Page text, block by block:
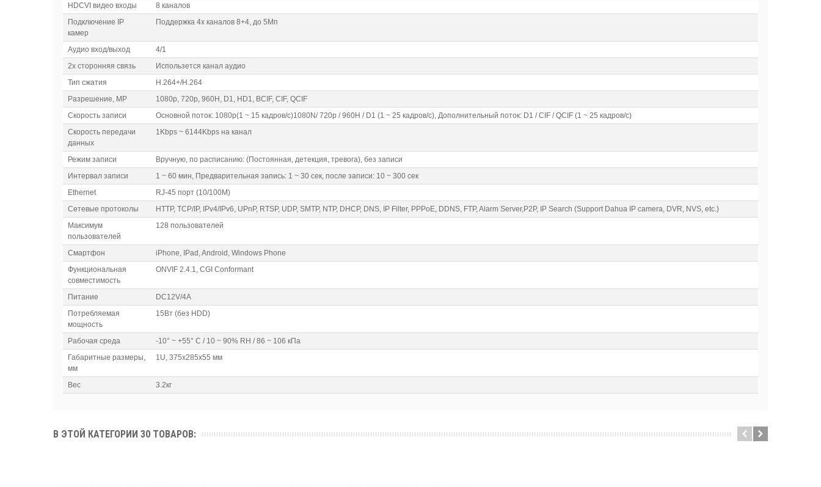
HDCVI видео входы
8 каналов
Подключение IP
камер
Поддержка 4х каналов 8+4, до 5Мп
Аудио вход/выход
4/1
2х сторонняя связь
Использется канал аудио
Тип сжатия
H.264+/H.264
Разрешение, МP
1080p, 720p, 960H, D1, HD1, BCIF, CIF, QCIF
Скорость записи
Основной поток: 1080p(1 ~ 15 кадров/с)1080N/ 720p / 960H / D1 (1 ~ 25 кадров/с), Дополнительный поток: D1 / CIF / QCIF (1 ~ 25 кадров/с)
Скорость передачи
данных
1Kbps ~ 6144Kbps на канал
Режим записи
Вручную, по расписанию: (Постоянная, детекция, тревога), без записи
Интервал записи
1 ~ 60 мин, Предварительная запись: 1 ~ 30 сек, после записи: 10 ~ 300 сек
Ethernet
RJ-45 порт (10/100M)
Сетевые протоколы
HTTP, TCP/IP, IPv4/IPv6, UPnP, RTSP, UDP, SMTP, NTP, DHCP, DNS, IP Filter, PPPoE, DDNS, FTP, Alarm Server,P2P, IP Search (Support Dahua IP camera, DVR, NVS, etc.)
Максимум
пользователей
128 пользователей
Смартфон
iPhone, IPad, Android, Windows Phone
Функциональная
совместимость
ONVIF 2.4.1, CGI Conformant
Питание
DC12V/4A
Потребляемая
мощность
15Вт (без HDD)
Рабочая среда
-10° ~ +55° C / 10 ~ 90% RH / 86 ~ 106 кПа
Габаритные размеры,
мм
1U, 375х285х55 мм
Вес 3.2кг
В ЭТОЙ КАТЕГОРИИ 30 ТОВАРОВ: